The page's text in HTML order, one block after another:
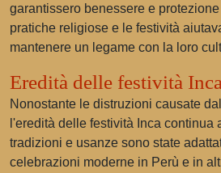
garantissero benessere e
pratiche religiose e le festività
mantenere un legame con la loro
Eredità delle festività Inca
Nonostante le distruzioni causate
l'eredità delle festività Inca continua
tradizioni e usanze sono state
celebrazioni moderne in Perù e in